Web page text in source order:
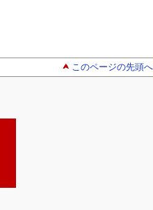
このページの先頭へ